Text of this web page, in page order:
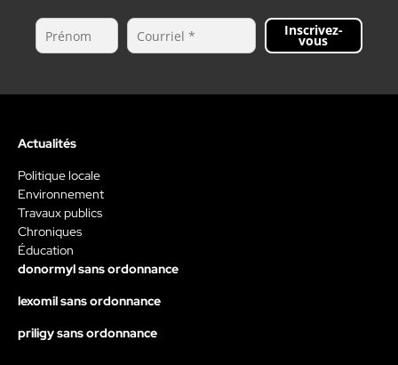
Inscrivez-
vous
Actualités
Politique locale
Environnement
Travaux publics
Chroniques
Éducation
donormyl sans ordonnance
lexomil sans ordonnance
priligy sans ordonnance